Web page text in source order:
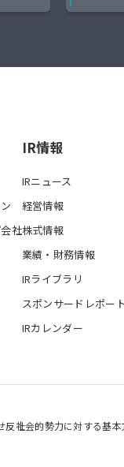
社
IR情報
IRニュース
経営情報
株式情報
業績・財務情報
IRライブラリ
スポンサードレポート
IRカレンダー
反社会的勢力に対する基本